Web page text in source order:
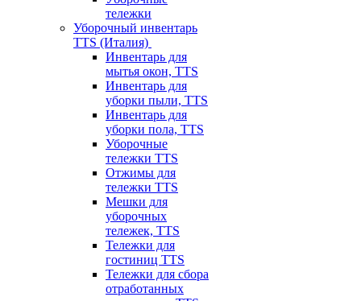
тележки
Уборочный инвентарь
TTS (Италия)
Инвентарь для
мытья окон, TTS
Инвентарь для
уборки пыли, TTS
Инвентарь для
уборки пола, TTS
Уборочные
тележки TTS
Отжимы для
тележки TTS
Мешки для
уборочных
тележек, TTS
Тележки для
гостиниц TTS
Тележки для сбора
отработанных